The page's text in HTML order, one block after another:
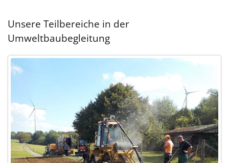
Unsere Teilbereiche in der
Umweltbaubegleitung